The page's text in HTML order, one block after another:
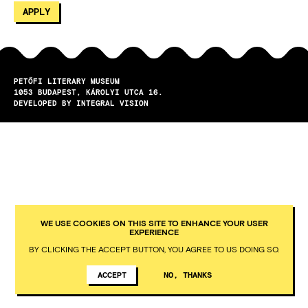
PETŐFI LITERARY MUSEUM
1053
BUDAPEST
KÁROLYI UTCA 16.
DEVELOPED BY INTEGRAL VISION
WE USE COOKIES ON THIS SITE TO ENHANCE YOUR USER
EXPERIENCE
BY CLICKING THE ACCEPT BUTTON, YOU AGREE TO US DOING SO.
ACCEPT NO, THANKS